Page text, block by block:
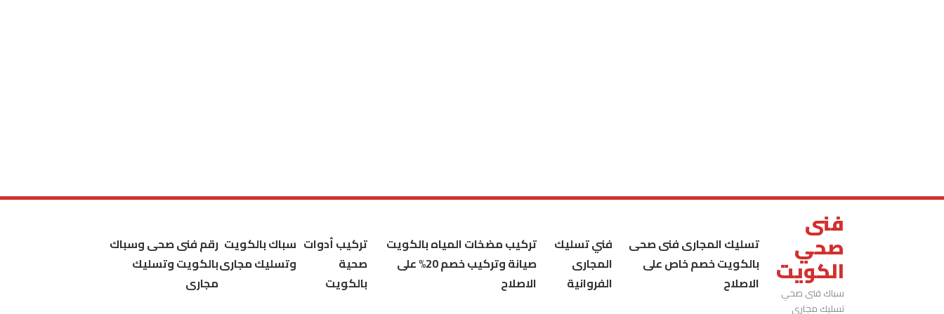
فنى
صحي
الكويت
سباك فنى صحي
تسليك مجاري
تسليك المجارى فنى صحى
بالكويت خصم خاص على
الاصلاح
فني تسليك
المجارى
الفروانية
تركيب مضخات المياه بالكويت
صيانة وتركيب خصم 20% على
الاصلاح
تركيب أدوات
صحية
بالكويت
سباك بالكويت
وتسليك مجارى
رقم فنى صحى وسباك
بالكويت وتسليك
مجارى